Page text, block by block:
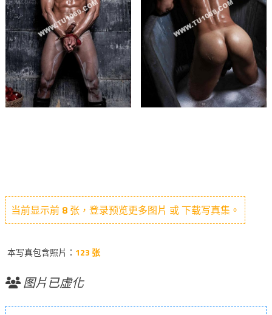
当前显示前 8张，登录预览更多图片 或 下载写真集。
本写真包含照片： 123 张
图片已虚化